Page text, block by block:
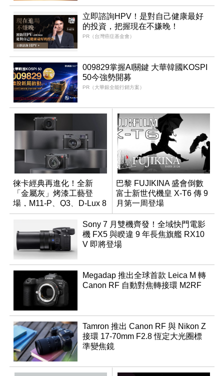
立即諮詢HPV！是對自己健康最好
的投資，把握現在不嫌晚！
PR（台灣癌症基金會）
009829掌握AI關鍵 大華韓國KOSPI
50今強勢開募
PR（大華銀全能行銷方案）
徠卡經典再進化！全新
「金屬灰」烤漆工藝登
場，M11-P、Q3、D-Lux 8
領銜換裝
巴黎 FUJIKINA 盛會倒數
富士新世代機皇 X-T6 傳 9
月第一周登場
Sony 7 月雙機齊發！全域快門電影
機 FX5 與睽違 9 年長焦旗艦 RX10
V 即將登場
Megadap 推出全球首款 Leica M 轉
Canon RF 自動對焦轉接環 M2RF
Tamron 推出 Canon RF 與 Nikon Z
接環 17-70mm F2.8 恆定大光圈標
準變焦鏡